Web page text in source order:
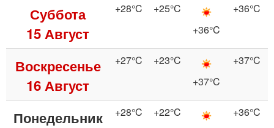
Суббота
15 Август
+28°C
+25°C
+36°C
+36°C
Воскресенье
16 Август
+27°C
+23°C
+37°C
+37°C
Понедельник
+28°C
+22°C
+36°C